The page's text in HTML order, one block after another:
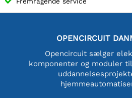
OPENCIRCUIT
Opencircuit sælger
komponenter og moduler